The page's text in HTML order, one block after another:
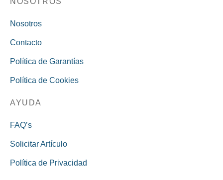
Nosotros
Contacto
Política de Garantías
Política de Cookies
AYUDA
FAQ’s
Solicitar Artículo
Política de Privacidad